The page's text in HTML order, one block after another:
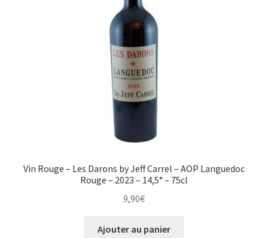
Vin Rouge – Les Darons by Jeff Carrel – AOP Languedoc
Rouge – 2023 – 14,5° – 75cl
9,90€
Ajouter au panier